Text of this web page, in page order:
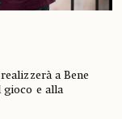
a Bene
gioco e alla